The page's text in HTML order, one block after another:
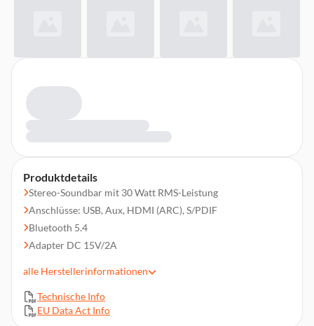
Produktdetails
Stereo-Soundbar mit 30 Watt RMS-Leistung
Anschlüsse: USB, Aux, HDMI (ARC), S/PDIF
Bluetooth 5.4
Adapter DC 15V/2A
Lieferumfang: Fernbedienung, Netzteil, HDMI Kabel, RCU-
Batterie, Wandhalterung
alle Herstellerinformationen
Technische Info
EU Data Act Info